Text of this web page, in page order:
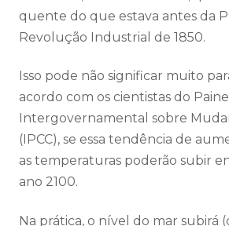
quente do que estava antes da
Revolução Industrial de 1850.
Isso pode não significar muito
acordo com os cientistas do Painel
Intergovernamental sobre
(IPCC), se essa tendência de
as temperaturas poderão subir
ano 2100.
Na prática, o nível do mar subirá